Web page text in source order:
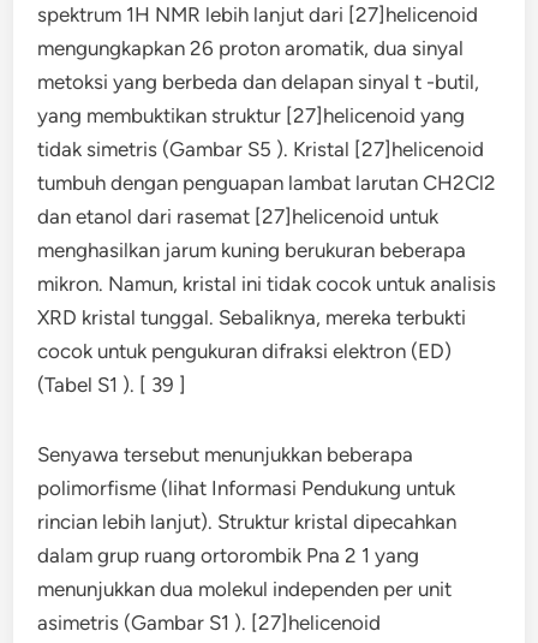
spektrum 1H NMR lebih lanjut dari [27]helicenoid
mengungkapkan 26 proton aromatik, dua sinyal
metoksi yang berbeda dan delapan sinyal t -butil,
yang membuktikan struktur [27]helicenoid yang
tidak simetris (Gambar S5 ). Kristal [27]helicenoid
tumbuh dengan penguapan lambat larutan CH2Cl2
dan etanol dari rasemat [27]helicenoid untuk
menghasilkan jarum kuning berukuran beberapa
mikron. Namun, kristal ini tidak cocok untuk analisis
XRD kristal tunggal. Sebaliknya, mereka terbukti
cocok untuk pengukuran difraksi elektron (ED)
(Tabel S1 ). [ 39 ]
Senyawa tersebut menunjukkan beberapa
polimorfisme (lihat Informasi Pendukung untuk
rincian lebih lanjut). Struktur kristal dipecahkan
dalam grup ruang ortorombik Pna 2 1 yang
menunjukkan dua molekul independen per unit
asimetris (Gambar S1 ). [27]helicenoid